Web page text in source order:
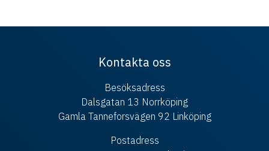
Kontakta oss
Besöksadress
Dalsgatan 13 Norrköping
Gamla Tanneforsvägen 92 Linköping
Postadress